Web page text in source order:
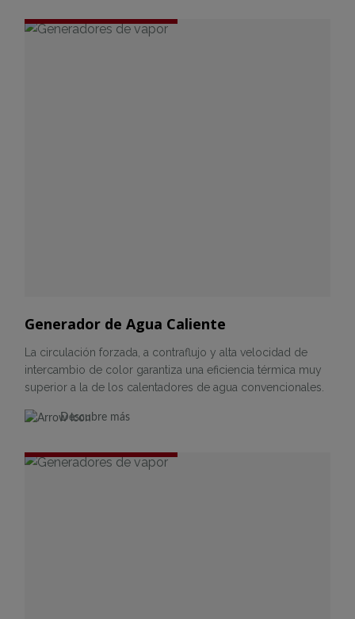
Generador de Agua Caliente
La circulación forzada, a contraflujo y alta velocidad de
intercambio de color garantiza una eficiencia térmica muy
superior a la de los calentadores de agua convencionales.
Descubre más